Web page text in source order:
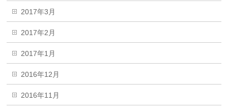
2017年3月
2017年2月
2017年1月
2016年12月
2016年11月